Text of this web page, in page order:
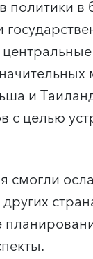
политики
и
с целью
смогли